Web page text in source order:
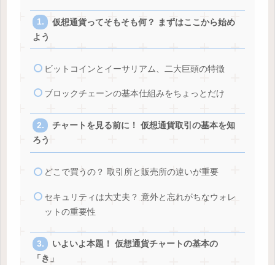
仮想通貨ってそもそも何？ まずはここから始め
よう
ビットコインとイーサリアム、二大巨頭の特徴
ブロックチェーンの基本仕組みをちょっとだけ
チャートを見る前に！ 仮想通貨取引の基本を知
ろう
どこで買うの？ 取引所と販売所の違いが重要
セキュリティは大丈夫？ 意外と忘れがちなウォレ
ットの重要性
いよいよ本題！ 仮想通貨チャートの基本の
「き」